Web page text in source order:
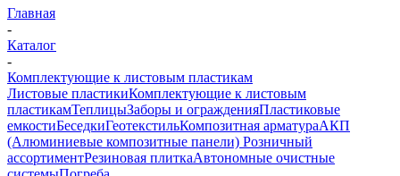
Главная
-
Каталог
-
Комплектующие к листовым пластикам
Листовые пластикиКомплектующие к листовым
пластикамТеплицыЗаборы и огражденияПластиковые
емкостиБеседкиГеотекстильКомпозитная арматураАКП
(Алюминиевые композитные панели) Розничный
ассортиментРезиновая плиткаАвтономные очистные